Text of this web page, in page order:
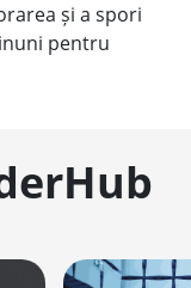
și a spori
pentru